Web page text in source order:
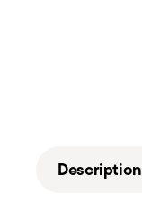
Description